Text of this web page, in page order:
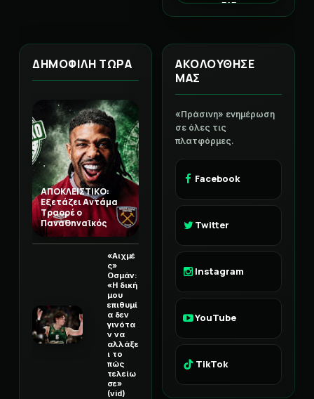
ΕΛΕ
ΔΗΜΟΦΙΛΗ ΤΩΡΑ
ΑΠΟΚΛΕΙΣΤΙΚΟ:
Εξετάζει Αντάμα
Τραορέ ο
Παναθηναϊκός
«Αιχμέ
ς»
Οσμάν:
«Η δική
μου
επιθυμί
α δεν
γινότα
ν να
αλλάξε
ι το
πώς
τελείω
σε»
(vid)
ΑΚΟΛΟΥΘΗΣΕ
ΜΑΣ
«Πράσινη» ενημέρωση
σε όλες τις
πλατφόρμες.
Facebook
Twitter
Instagram
YouTube
TikTok